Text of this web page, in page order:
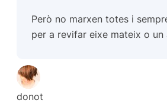
Però no marxen totes i
per a revifar eixe mateix o
donot